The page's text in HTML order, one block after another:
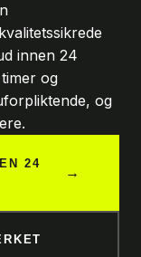
innen 24
og
og
24
→